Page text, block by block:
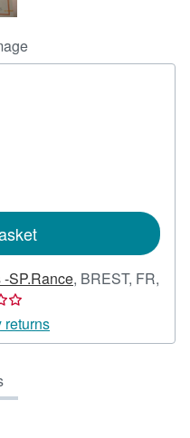
SP.Rance, BREST, FR,
returns